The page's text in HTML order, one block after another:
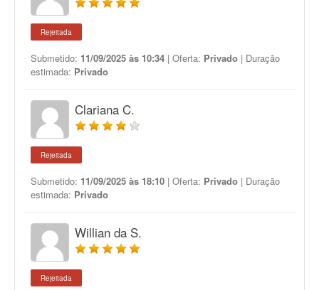
Rejeitada
Submetido: 11/09/2025 às 10:34 | Oferta: Privado | Duração
estimada: Privado
Clariana C.
Rejeitada
Submetido: 11/09/2025 às 18:10 | Oferta: Privado | Duração
estimada: Privado
Willian da S.
Rejeitada